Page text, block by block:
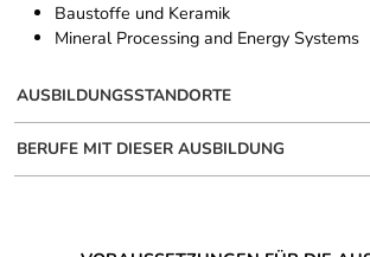
Baustoffe und Keramik
Mineral Processing and Energy Systems
AUSBILDUNGSSTANDORTE
BERUFE MIT DIESER AUSBILDUNG